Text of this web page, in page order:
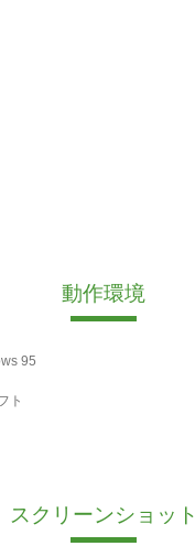
動作環境
95
ト
スクリーンショット